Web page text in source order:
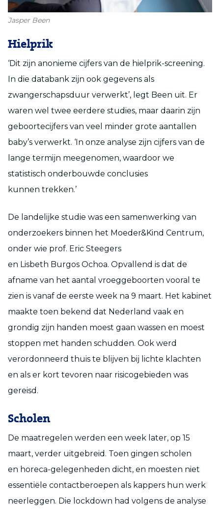
Jasper Been
Hielprik
‘Dit zijn anonieme cijfers van de hielprik-screening.
In die databank zijn ook gegevens als
zwangerschapsduur verwerkt’, legt Been uit. Er
waren wel twee eerdere studies, maar daarin zijn
geboortecijfers van veel minder grote aantallen
baby’s verwerkt. ‘In onze analyse zijn cijfers van de
lange termijn meegenomen, waardoor we
statistisch onderbouwde conclusies
kunnen trekken.’
De landelijke studie was een samenwerking van
onderzoekers binnen het Moeder&Kind Centrum,
onder wie prof. Eric Steegers
en Lisbeth Burgos Ochoa. Opvallend is dat de
afname van het aantal vroeggeboorten vooral te
zien is vanaf de eerste week na 9 maart. Het kabinet
maakte toen bekend dat Nederland vaak en
grondig zijn handen moest gaan wassen en moest
stoppen met handen schudden. Ook werd
verordonneerd thuis te blijven bij lichte klachten
en als er kort tevoren naar risicogebieden was
gereisd.
Scholen
De maatregelen werden een week later, op 15
maart, verder uitgebreid. Toen gingen scholen
en horeca-gelegenheden dicht, en moesten niet
essentiële contactberoepen als kappers hun werk
neerleggen. Die lockdown had volgens de analyse